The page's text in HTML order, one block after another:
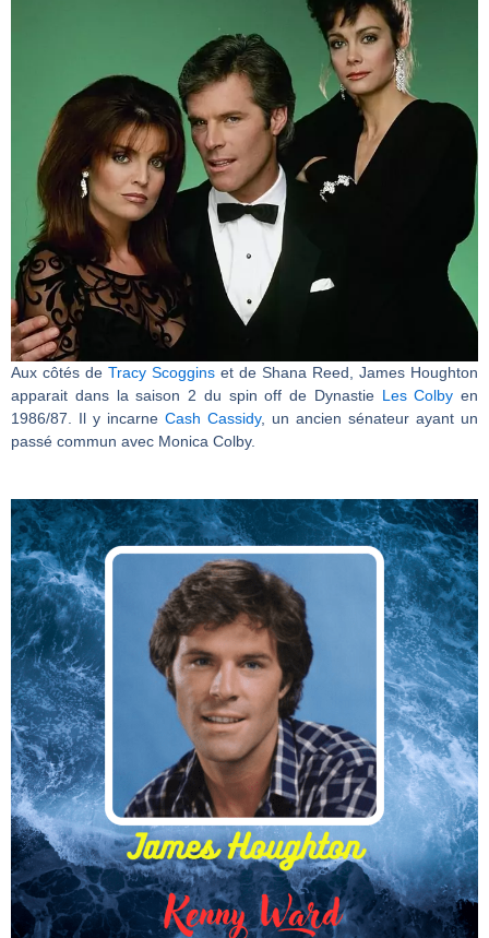
Aux côtés de Tracy Scoggins et de Shana Reed, James Houghton
apparait dans la saison 2 du spin off de Dynastie Les Colby en
1986/87. Il y incarne Cash Cassidy, un ancien sénateur ayant un
passé commun avec Monica Colby.